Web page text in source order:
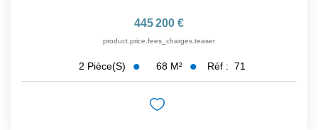
445 200 €
product.price.fees_charges.teaser
2 Pièce(s) 68 M² Réf : 71